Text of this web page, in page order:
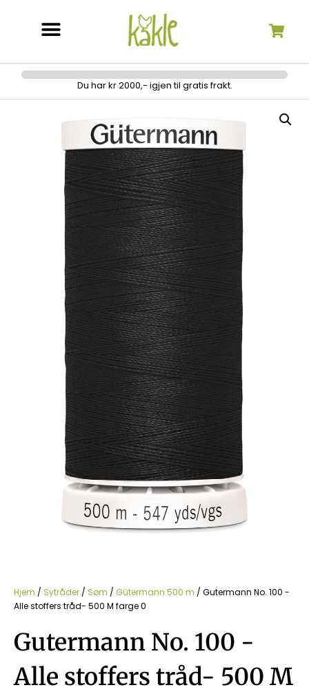
Du har kr 2000,- igjen til gratis frakt.
Hjem / Sytråder / Søm / Gütermann 500 m / Gutermann No. 100 -
Alle stoffers tråd- 500 M farge 0
Gutermann No. 100 -
Alle stoffers tråd- 500 M